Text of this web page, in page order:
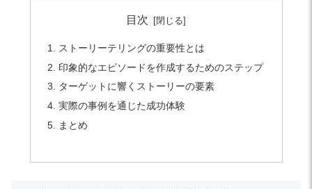
目次
ストーリーテリングの重要性とは
印象的なエピソードを作成するためのステップ
ターゲットに響くストーリーの要素
実際の事例を通じた成功体験
まとめ